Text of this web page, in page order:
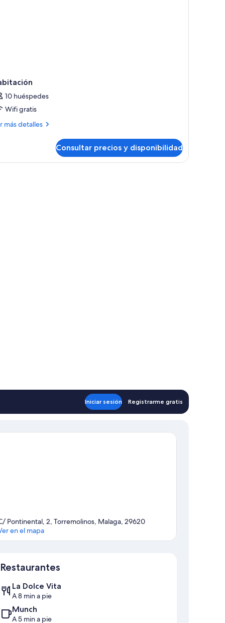
10 huéspedes
Wifi gratis
más detalles
Consultar precios y disponibilidad
Iniciar sesión Registrarme gratis
Pontinental, 2, Torremolinos, Malaga, 29620
en el mapa
Restaurantes
La Dolce Vita
A 8 min a pie
Munch
A 5 min a pie